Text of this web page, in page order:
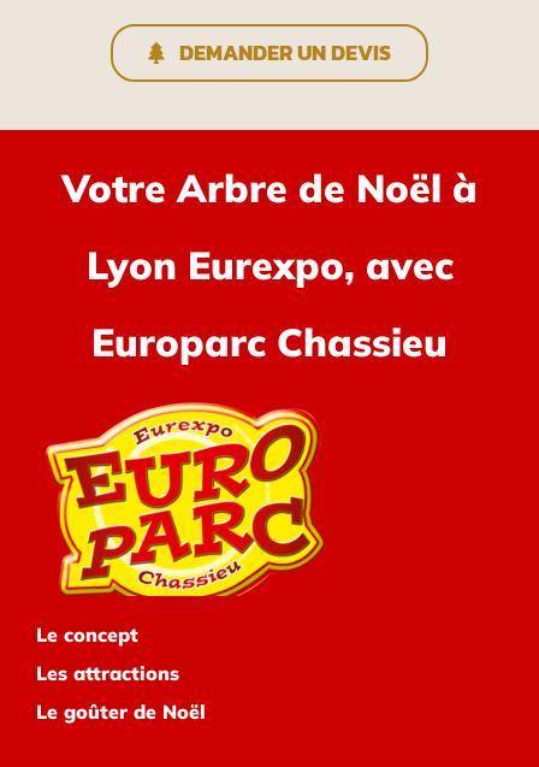
DEMANDER UN DEVIS
Votre Arbre de Noël à
Lyon Eurexpo, avec
Europarc Chassieu
Le concept
Les attractions
Le goûter de Noël